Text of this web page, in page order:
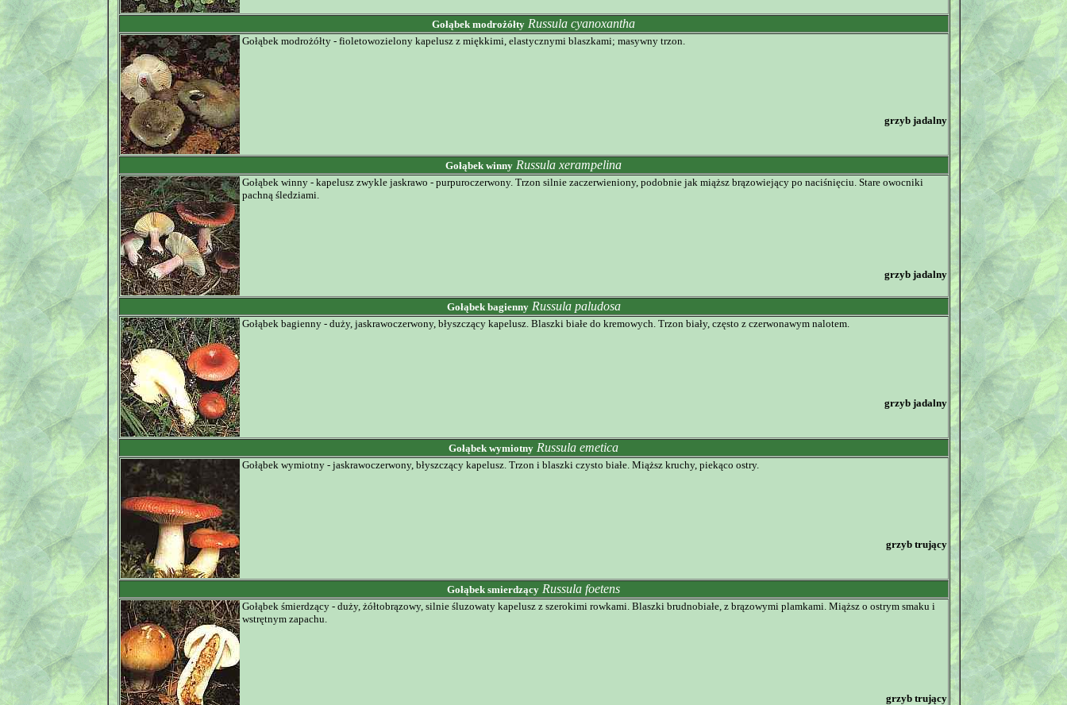
Gołąbek modrożółty Russula cyanoxantha
Gołąbek modrożółty - fioletowozielony kapelusz z miękkimi, elastycznymi blaszkami; masywny trzon.
grzyb jadalny
Gołąbek winny Russula xerampelina
Gołąbek winny - kapelusz zwykle jaskrawo - purpuroczerwony. Trzon silnie zaczerwieniony, podobnie jak miąższ brązowiejący po naciśnięciu. Stare owocniki
pachną śledziami.
grzyb jadalny
Gołąbek bagiennyRussula paludosa
Gołąbek bagienny - duży, jaskrawoczerwony, błyszczący kapelusz. Blaszki białe do kremowych. Trzon biały, często z czerwonawym nalotem.
grzyb jadalny
Gołąbek wymiotny Russula emetica
Gołąbek wymiotny - jaskrawoczerwony, błyszczący kapelusz. Trzon i blaszki czysto białe. Miąższ kruchy, piekąco ostry.
grzyb trujący
Gołąbek smierdzący Russula foetens
Gołąbek śmierdzący - duży, żółtobrązowy, silnie śluzowaty kapelusz z szerokimi rowkami. Blaszki brudnobiałe, z brązowymi plamkami. Miąższ o ostrym smaku i
wstrętnym zapachu.
grzyb trujący